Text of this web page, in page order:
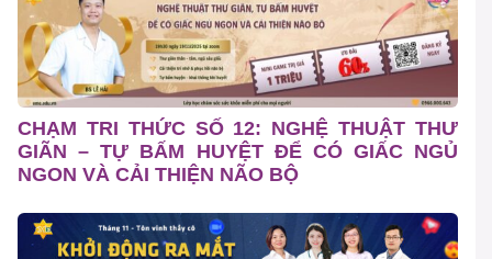
CHẠM TRI THỨC SỐ 12: NGHỆ THUẬT THƯ
GIÃN – TỰ BẤM HUYỆT ĐỂ CÓ GIẤC NGỦ
NGON VÀ CẢI THIỆN NÃO BỘ